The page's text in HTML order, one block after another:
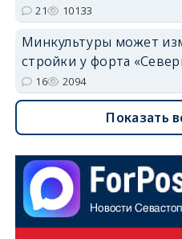
21 10133
Минкультуры может
стройки у форта
16 2094
Показать